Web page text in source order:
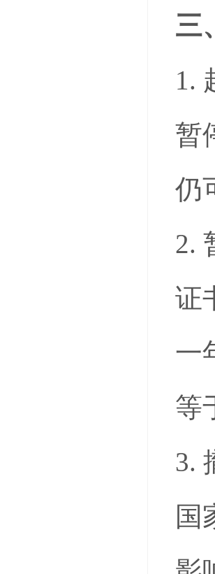
三
1.
暂
仍
2.
证
一
等
3.
国